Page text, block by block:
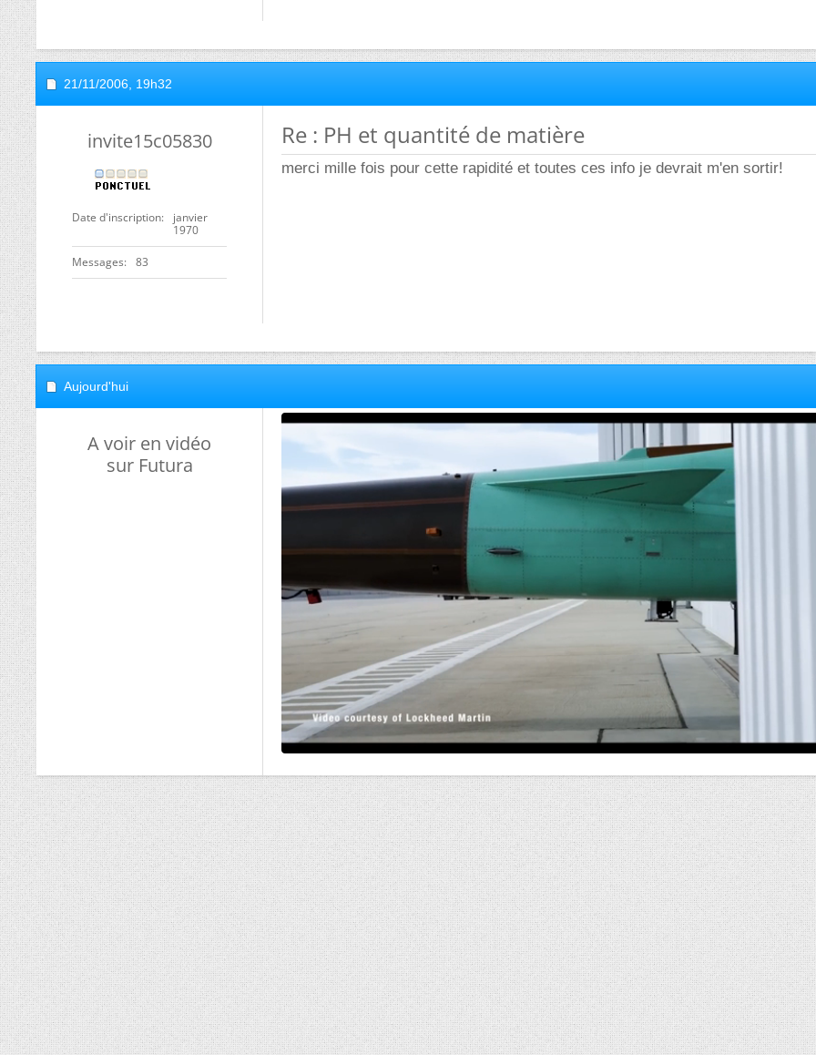
21/11/2006, 19h32
invite15c05830
Date d'inscription
janvier
1970
Messages 83
Re : PH et quantité de matière
merci mille fois pour cette rapidité et toutes ces info je devrait m'en sortir!
Aujourd'hui
A voir en vidéo
sur Futura